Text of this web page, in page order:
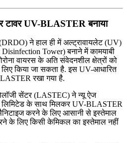
टावर UV-BLASTER बनाया
ने हाल ही में अल्‍ट्रावायलेट (UV)
Tower) बनाने में कामयाबी
वायरस के अति संवेदनशील क्षेत्रों को
किया जा सकता है. इस UV-आधारित
रखा गया है.
सेंटर (LASTEC) ने न्यू ऐज
लिमिटेड के साथ मिलकर UV-BLASTER
करने के लिए आसानी से इस्तेमाल
के लिए किसी केमिकल का इस्तेमाल नहीं